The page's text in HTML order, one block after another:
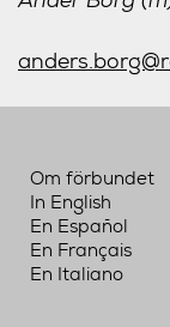
Om förbundet
In English
En Español
En Français
En Italiano